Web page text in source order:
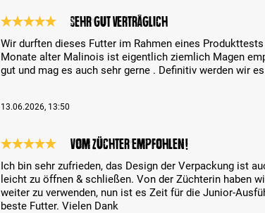
Sehr gut verträglich
Wir durften dieses Futter im Rahmen eines
Monate alter Malinois ist eigentlich ziemlich Magen
gut und mag es auch sehr gerne . Definitiv werden wir
13.06.2026, 13:50
Vom Züchter empfohlen!
Ich bin sehr zufrieden, das Design der Verpackung ist
leicht zu öffnen & schließen. Von der Züchterin haben
weiter zu verwenden, nun ist es Zeit für die Junior-
beste Futter. Vielen Dank